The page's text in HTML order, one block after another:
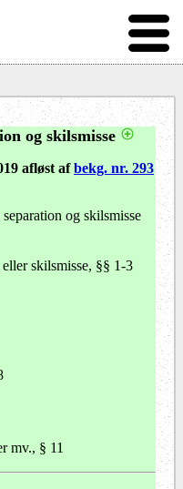
og skilsmisse
afløst afbekg. nr. 293
separation og skilsmisse
skilsmisse, §§ 1-3
mv., § 11